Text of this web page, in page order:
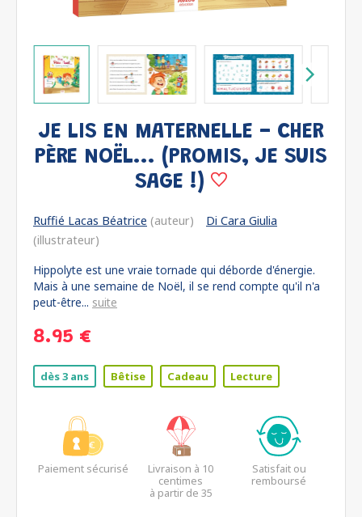
JE LIS EN MATERNELLE - CHER
PÈRE NOËL... (PROMIS, JE SUIS
SAGE !)
Ruffié Lacas Béatrice (auteur)
Di Cara Giulia
(illustrateur)
Hippolyte est une vraie tornade qui déborde d'énergie.
Mais à une semaine de Noël, il se rend compte qu'il n'a
peut-être... suite
8.95 €
dès 3 ans Bêtise Cadeau Lecture
Paiement sécurisé
Livraison à 10
centimes
à partir de 35
Satisfait ou
remboursé